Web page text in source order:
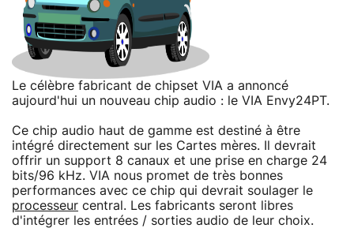
Le célèbre fabricant de chipset VIA a annoncé
aujourd'hui un nouveau chip audio : le VIA Envy24PT.
Ce chip audio haut de gamme est destiné à être
intégré directement sur les Cartes mères. Il devrait
offrir un support 8 canaux et une prise en charge 24
bits/96 kHz. VIA nous promet de très bonnes
performances avec ce chip qui devrait soulager le
processeur central. Les fabricants seront libres
d'intégrer les entrées / sorties audio de leur choix.